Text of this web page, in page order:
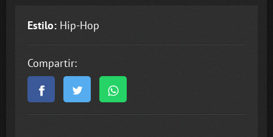
Estilo: Hip-Hop
Compartir: